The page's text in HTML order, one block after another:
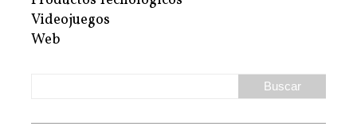
Videojuegos
Web